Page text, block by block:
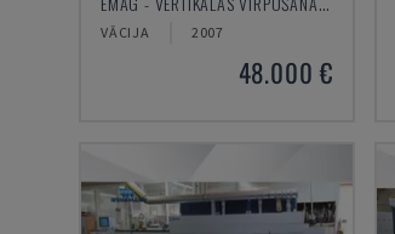
VĀCIJA 2007
48.000 €